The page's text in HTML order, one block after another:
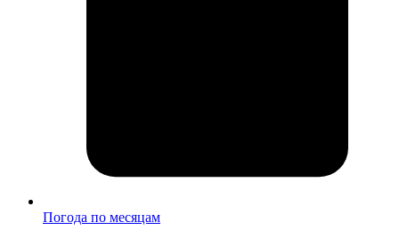
Погода по месяцам